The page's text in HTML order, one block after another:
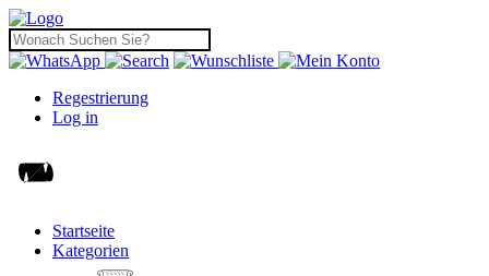
Regestrierung
Log in
Startseite
Kategorien